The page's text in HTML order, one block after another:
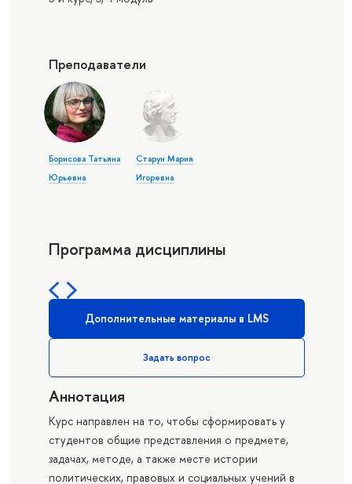
Преподаватели
Борисова Татьяна
Юрьевна
Старун Мария
Игоревна
Программа дисциплины
Дополнительные материалы в LMS
Задать вопрос
Аннотация
Курс направлен на то, чтобы сформировать у
студентов общие представления о предмете,
задачах, методе, а также месте истории
политических, правовых и социальных учений в